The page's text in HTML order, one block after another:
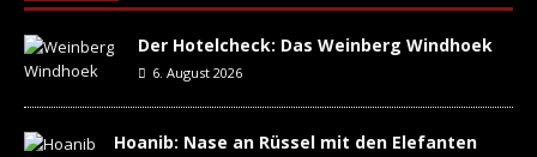
Der Hotelcheck: Das Weinberg Windhoek
6. August 2026
Hoanib: Nase an Rüssel mit den Elefanten